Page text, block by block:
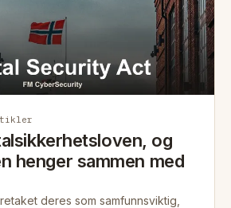
og
henger sammen med
deres som samfunnsviktig,